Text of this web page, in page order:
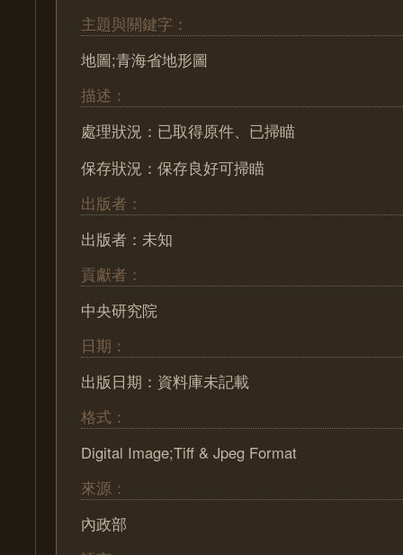
主題與關鍵字：
地圖;青海省地形圖
描述：
處理狀況：已取得原件、已掃瞄
保存狀況：保存良好可掃瞄
出版者：
出版者：未知
貢獻者：
中央研究院
日期：
出版日期：資料庫未記載
格式：
Digital Image;Tiff & Jpeg Format
來源：
內政部